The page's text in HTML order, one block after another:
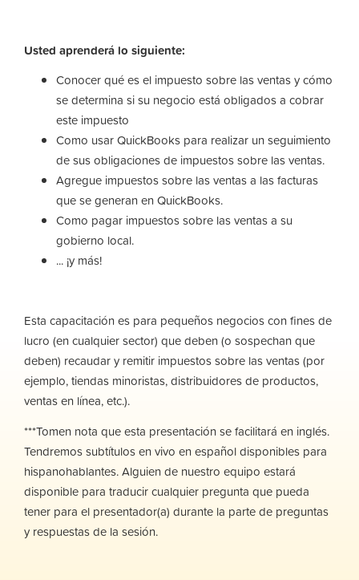
Usted aprenderá lo siguiente:
Conocer qué es el impuesto sobre las ventas y cómo
se determina si su negocio está obligados a cobrar
este impuesto
Como usar QuickBooks para realizar un seguimiento
de sus obligaciones de impuestos sobre las ventas.
Agregue impuestos sobre las ventas a las facturas
que se generan en QuickBooks.
Como pagar impuestos sobre las ventas a su
gobierno local.
... ¡y más!
Esta capacitación es para pequeños negocios con fines de
lucro (en cualquier sector) que deben (o sospechan que
deben) recaudar y remitir impuestos sobre las ventas (por
ejemplo, tiendas minoristas, distribuidores de productos,
ventas en línea, etc.).
***Tomen nota que esta presentación se facilitará en inglés.
Tendremos subtítulos en vivo en español disponibles para
hispanohablantes. Alguien de nuestro equipo estará
disponible para traducir cualquier pregunta que pueda
tener para el presentador(a) durante la parte de preguntas
y respuestas de la sesión.